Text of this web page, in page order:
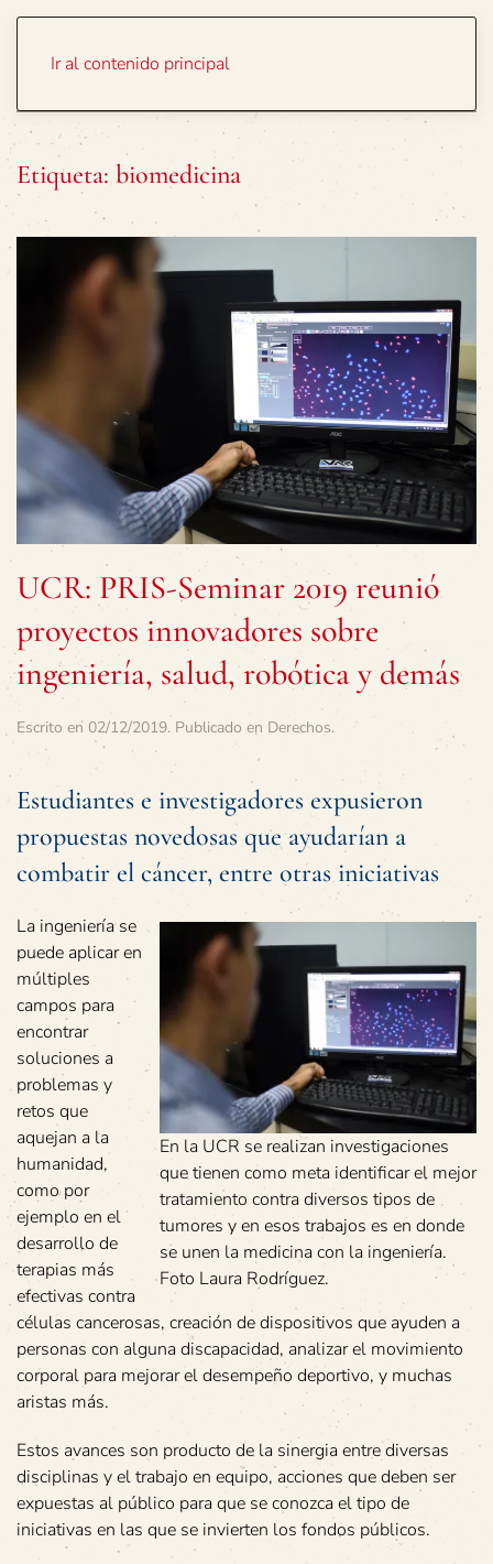
Ir al contenido principal
Etiqueta: biomedicina
UCR: PRIS-Seminar 2019 reunió
proyectos innovadores sobre
ingeniería, salud, robótica y demás
Escrito en 02/12/2019. Publicado en Derechos.
Estudiantes e investigadores expusieron
propuestas novedosas que ayudarían a
combatir el cáncer, entre otras iniciativas
En la UCR se realizan investigaciones
que tienen como meta identificar el mejor
tratamiento contra diversos tipos de
tumores y en esos trabajos es en donde
se unen la medicina con la ingeniería.
Foto Laura Rodríguez.
La ingeniería se
puede aplicar en
múltiples
campos para
encontrar
soluciones a
problemas y
retos que
aquejan a la
humanidad,
como por
ejemplo en el
desarrollo de
terapias más
efectivas contra
células cancerosas, creación de dispositivos que ayuden a
personas con alguna discapacidad, analizar el movimiento
corporal para mejorar el desempeño deportivo, y muchas
aristas más.
Estos avances son producto de la sinergia entre diversas
disciplinas y el trabajo en equipo, acciones que deben ser
expuestas al público para que se conozca el tipo de
iniciativas en las que se invierten los fondos públicos.